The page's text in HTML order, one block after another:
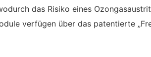
das Risiko eines
verfügen über das patentierte